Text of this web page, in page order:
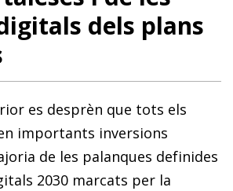
dels plans
es desprèn que tots els
importants inversions
de les palanques definides
2030 marcats per la